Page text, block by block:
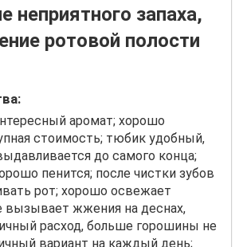
неприятного запаха,
ротовой полости
аромат; хорошо
стоимость; тюбик удобный,
до самого конца;
пенится; после чистки зубов
рот; хорошо освежает
вызывает жжения на деснах,
расход, больше горошины не
вариант на каждый день;